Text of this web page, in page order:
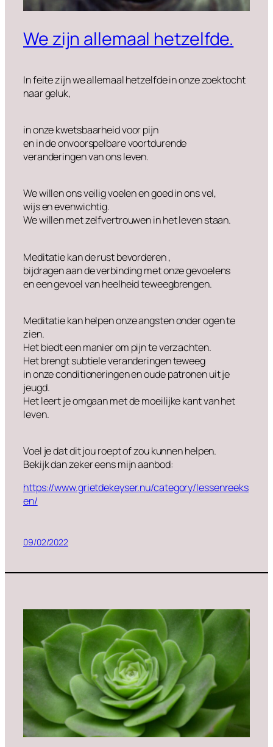
We zijn allemaal hetzelfde.
In feite zijn we allemaal hetzelfde in onze zoektocht
naar geluk,
in onze kwetsbaarheid voor pijn
en in de onvoorspelbare voortdurende
veranderingen van ons leven.
We willen ons veilig voelen en goed in ons vel,
wijs en evenwichtig.
We willen met zelfvertrouwen in het leven staan.
Meditatie kan de rust bevorderen ,
bijdragen aan de verbinding met onze gevoelens
en een gevoel van heelheid teweegbrengen.
Meditatie kan helpen onze angsten onder ogen te
zien.
Het biedt een manier om pijn te verzachten.
Het brengt subtiele veranderingen teweeg
in onze conditioneringen en oude patronen uit je
jeugd.
Het leert je omgaan met de moeilijke kant van het
leven.
Voel je dat dit jou roept of zou kunnen helpen.
Bekijk dan zeker eens mijn aanbod:
https://www.grietdekeyser.nu/category/lessenreeks
en/
09/02/2022